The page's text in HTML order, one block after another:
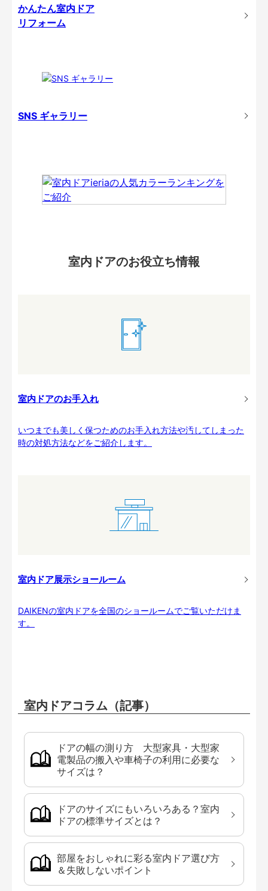
かんたん室内ドア
リフォーム
SNS ギャラリー
室内ドアのお役立ち情報
室内ドアのお手入れ
いつまでも美しく保つためのお手入れ方法や汚してしまった
時の対処方法などをご紹介します。
室内ドア展示ショールーム
DAIKENの室内ドアを全国のショールームでご覧いただけま
す。
室内ドアコラム（記事）
ドアの幅の測り方 大型家具・大型家
電製品の搬入や車椅子の利用に必要な
サイズは？
ドアのサイズにもいろいろある？室内
ドアの標準サイズとは？
部屋をおしゃれに彩る室内ドア選び方
＆失敗しないポイント